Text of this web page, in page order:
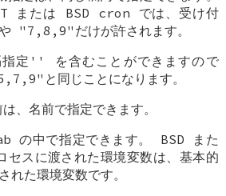
または BSD cron では、受け付
だけが許されます。
定'' を含むことができますので
と同じことになります。
、名前で指定できます。
の中で指定できます。 BSD また
スに渡された環境変数は、基本的
れた環境変数です。